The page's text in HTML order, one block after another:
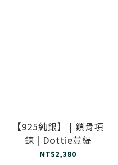
【925純銀】 | 鎖骨項
鍊 | Dottie荳緹
NT$2,380